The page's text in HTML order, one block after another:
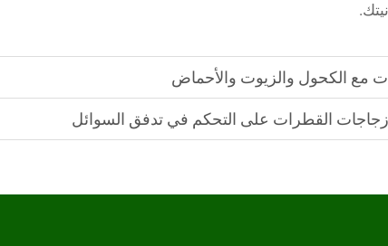
مع الكحول والزيوت والأحماض
القطرات على التحكم في تدفق السوائل